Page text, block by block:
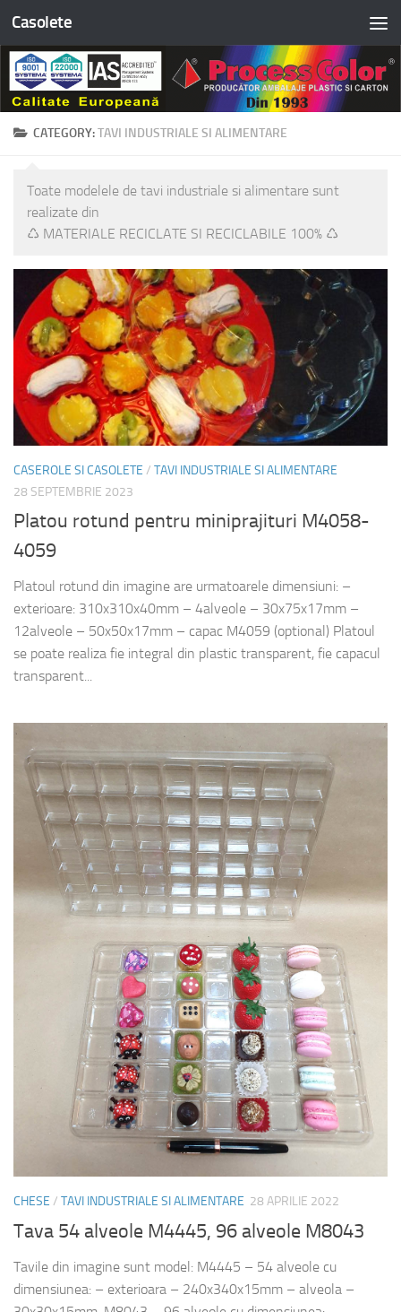
Skip to content
Casolete
CATEGORY:TAVI INDUSTRIALE SI ALIMENTARE
Toate modelele de tavi industriale si alimentare sunt
realizate din
♺ MATERIALE RECICLATE SI RECICLABILE 100% ♺
CASEROLE SI CASOLETE / TAVI INDUSTRIALE SI ALIMENTARE
28 SEPTEMBRIE 2023
Platou rotund pentru miniprajituri M4058-
4059
Platoul rotund din imagine are urmatoarele dimensiuni: –
exterioare: 310x310x40mm – 4alveole – 30x75x17mm –
12alveole – 50x50x17mm – capac M4059 (optional) Platoul
se poate realiza fie integral din plastic transparent, fie capacul
transparent...
CHESE / TAVI INDUSTRIALE SI ALIMENTARE 28 APRILIE 2022
Tava 54 alveole M4445, 96 alveole M8043
Tavile din imagine sunt model: M4445 – 54 alveole cu
dimensiunea: – exterioara – 240x340x15mm – alveola –